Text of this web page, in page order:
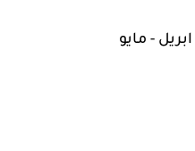
- مايو